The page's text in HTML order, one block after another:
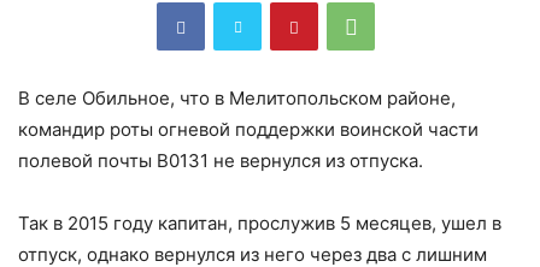
В селе Обильное, что в Мелитопольском районе,
командир роты огневой поддержки воинской части
полевой почты В0131 не вернулся из отпуска.
Так в 2015 году капитан, прослужив 5 месяцев, ушел в
отпуск, однако вернулся из него через два с лишним